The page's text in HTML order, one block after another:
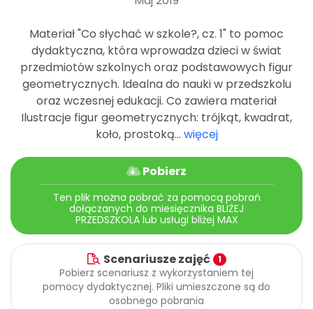
Archiwalne numery
Pomoc
Materiał "Co słychać w szkole?, cz. 1" to pomoc
dydaktyczna, która wprowadza dzieci w świat
przedmiotów szkolnych oraz podstawowych figur
geometrycznych. Idealna do nauki w przedszkolu
oraz wczesnej edukacji. Co zawiera materiał
Ilustracje figur geometrycznych: trójkąt, kwadrat,
koło, prostoką... więcej
Pobierz
Ten plik można pobrać za pomocą pobrań
dołączanych do miesięcznika BLIŻEJ
PRZEDSZKOLA lub usługi bliżej MAX
Scenariusze zajęć 1
Pobierz scenariusz z wykorzystaniem tej
pomocy dydaktycznej. Pliki umieszczone są do
osobnego pobrania